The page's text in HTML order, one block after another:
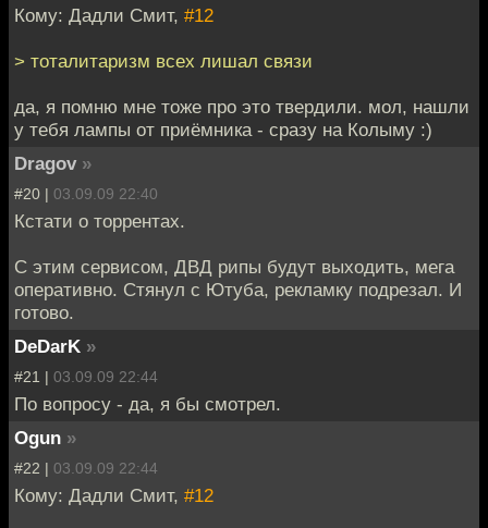
Кому: Дадли Смит, #12
> тоталитаризм всех лишал связи
да, я помню мне тоже про это твердили. мол, нашли
у тебя лампы от приёмника - сразу на Колыму :)
Dragov »
#20 | 03.09.09 22:40
Кстати о торрентах.
С этим сервисом, ДВД рипы будут выходить, мега
оперативно. Стянул с Ютуба, рекламку подрезал. И
готово.
DeDarK »
#21 | 03.09.09 22:44
По вопросу - да, я бы смотрел.
Ogun »
#22 | 03.09.09 22:44
Кому: Дадли Смит, #12